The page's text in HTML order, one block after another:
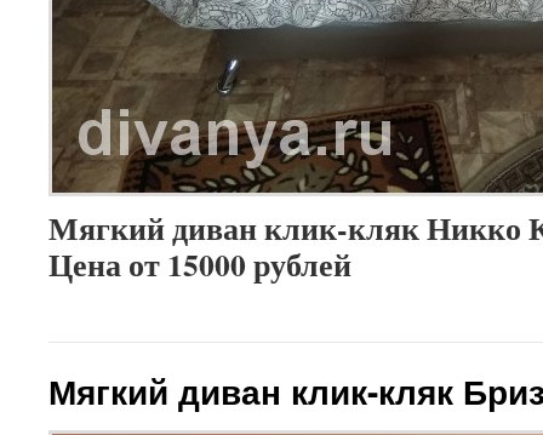
Мягкий диван клик-кляк Никко
Цена от 15000 рублей
Мягкий диван клик-кляк